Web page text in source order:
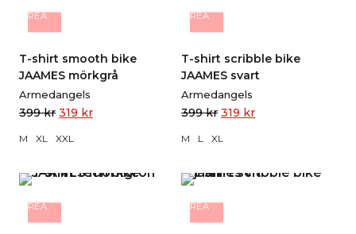
REA
T-shirt smooth bike
JAAMES mörkgrå
Armedangels
399kr 319 kr
M XL XXL
REA
T-shirt scribble bike
JAAMES svart
Armedangels
399kr 319 kr
M L XL
REA REA